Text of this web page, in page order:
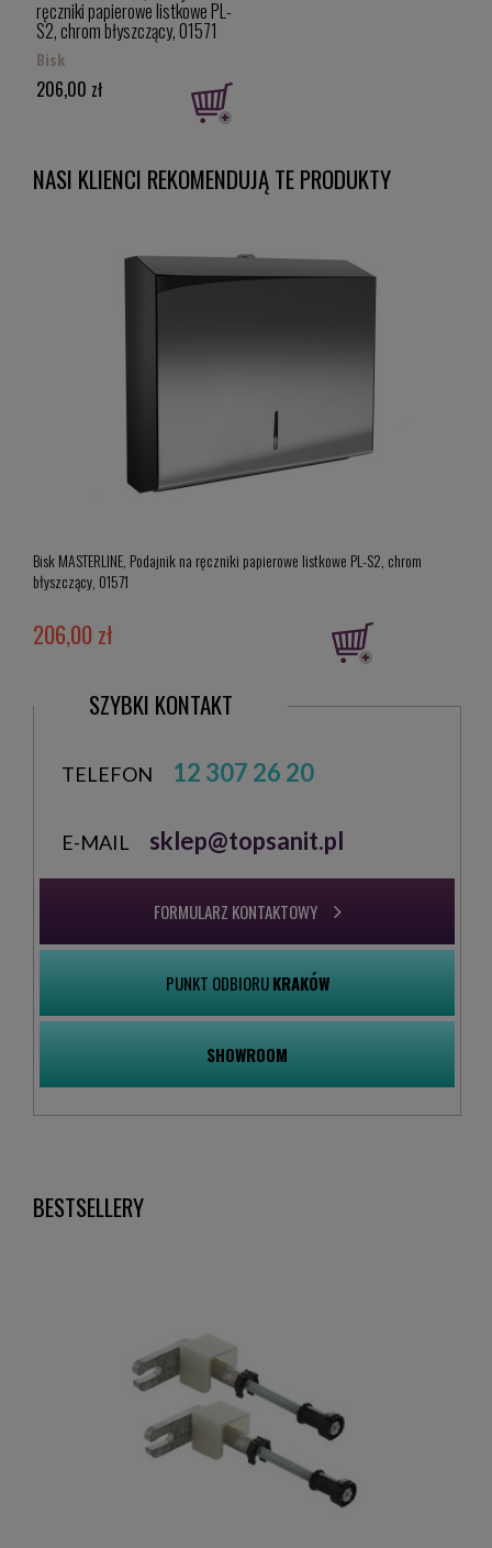
ręczniki papierowe listkowe PL-
S2, chrom błyszczący, 01571
Bisk
206,00 zł
NASI KLIENCI REKOMENDUJĄ TE PRODUKTY
Bisk MASTERLINE, Podajnik na ręczniki papierowe listkowe PL-S2, chrom
błyszczący, 01571
206,00 zł
SZYBKI KONTAKT
TELEFON 12 307 26 20
E-MAIL sklep@topsanit.pl
FORMULARZ KONTAKTOWY
PUNKT ODBIORUKRAKÓW
SHOWROOM
BESTSELLERY